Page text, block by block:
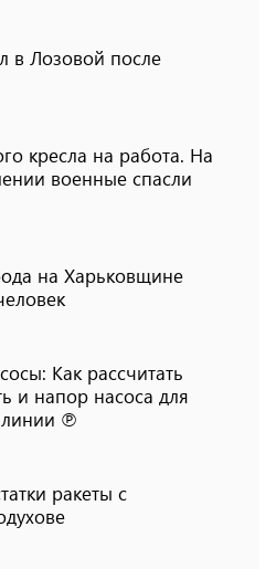
в Лозовой после
кресла на работа. На
военные спасли
на Харьковщине
Как рассчитать
и напор насоса для
линии ℗
ракеты с